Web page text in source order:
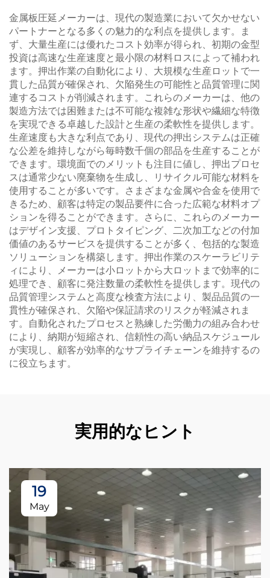
金属板圧延メーカーは、現代の製造業において欠かせない
パートナーとなる多くの魅力的な利点を提供します。ま
ず、大量生産には優れたコスト効率が得られ、初期の金型
投資は高速な生産速度と最小限の材料ロスによって補われ
ます。押出作業の自動化により、大規模な生産ロットで一
貫した品質が確保され、欠陥発生の可能性と品質管理に関
連するコストが削減されます。これらのメーカーは、他の
製造方法では困難または不可能な複雑な形状や繊細な特徴
を実現できる卓越した設計と生産の柔軟性を提供します。
生産速度も大きな利点であり、現代の押出システムは正確
な公差を維持しながら毎時数千個の部品を生産することが
できます。環境面でのメリットも注目に値し、押出プロセ
スは通常少ない廃棄物を生成し、リサイクル可能な材料を
使用することが多いです。さまざまな金属や合金を使用で
きるため、顧客は特定の製品要件に合った広範な材料オプ
ションを得ることができます。さらに、これらのメーカー
はデザイン支援、プロトタイピング、二次加工などの付加
価値のあるサービスを提供することが多く、包括的な製造
ソリューションを構築します。押出作業のスケーラビリテ
ィにより、メーカーは小ロットから大ロットまで効率的に
処理でき、顧客に発注数量の柔軟性を提供します。現代の
品質管理システムと高度な検査方法により、製品品質の一
貫性が確保され、欠陥や保証請求のリスクが軽減されま
す。自動化されたプロセスと熟練した労働力の組み合わせ
により、納期が短縮され、信頼性の高い納品スケジュール
が実現し、顧客が効率的なサプライチェーンを維持するの
に役立ちます。
実用的なヒント
19
May